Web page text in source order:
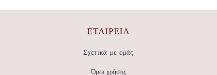
ΕΤΑΙΡΕΊΑ
Σχετικά με εμάς
Όροι χρήσης